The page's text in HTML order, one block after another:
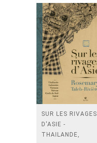
SUR LES RIVAGES
D'ASIE -
THAILANDE,